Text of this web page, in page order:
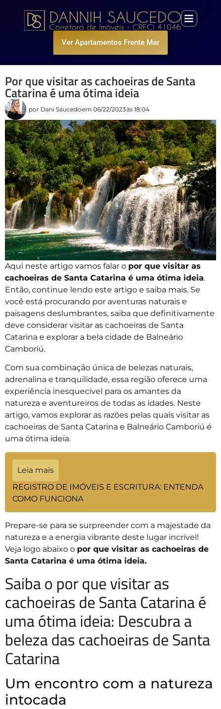
Ver Apartamentos Frente Mar
Por que visitar as cachoeiras de Santa
Catarina é uma ótima ideia
por Dani Saucedoem 06/22/2023às 18:04
Aqui neste artigo vamos falar o por que visitar as
cachoeiras de Santa Catarina é uma ótima ideia.
Então, continue lendo este artigo e saiba mais. Se
você está procurando por aventuras naturais e
paisagens deslumbrantes, saiba que definitivamente
deve considerar visitar as cachoeiras de Santa
Catarina e explorar a bela cidade de Balneário
Camboriú.
Com sua combinação única de belezas naturais,
adrenalina e tranquilidade, essa região oferece uma
experiência inesquecível para os amantes da
natureza e aventureiros de todas as idades. Neste
artigo, vamos explorar as razões pelas quais visitar as
cachoeiras de Santa Catarina e Balneário Camboriú é
uma ótima ideia.
Leia mais
REGISTRO DE IMÓVEIS E ESCRITURA: ENTENDA
COMO FUNCIONA
Prepare-se para se surpreender com a majestade da
natureza e a energia vibrante deste lugar incrível!
Veja logo abaixo o por que visitar as cachoeiras de
Santa Catarina é uma ótima ideia.
Saiba o por que visitar as
cachoeiras de Santa Catarina é
uma ótima ideia: Descubra a
beleza das cachoeiras de Santa
Catarina
Um encontro com a natureza
intocada